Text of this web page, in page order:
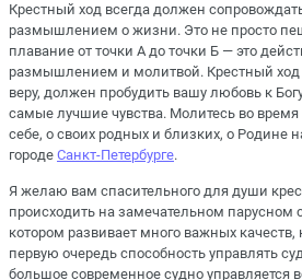
Крестный ход всегда должен
размышлением о жизни. Это не просто
плавание от точки А до точки Б — это
размышлением и молитвой. Крестный ход
веру, должен пробудить вашу любовь к
самые лучшие чувства. Молитесь во время
себе, о своих родных и близких, о Родине
городе Санкт-Петербурге.
Я желаю вам спасительного для души
происходить на замечательном парусном
котором развивает много важных качеств,
первую очередь способность управлять
большое современное судно управляется